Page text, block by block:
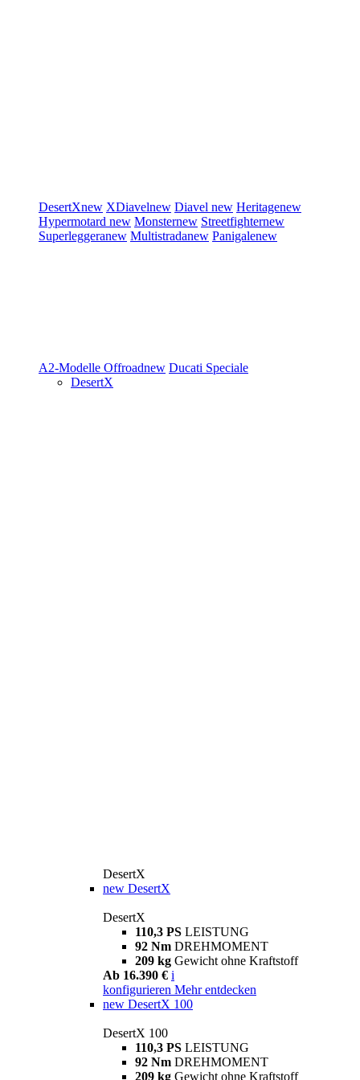
DesertXnew XDiavelnew Diavel new Heritagenew
Hypermotard new Monsternew Streetfighternew
Superleggeranew Multistradanew Panigalenew
A2-Modelle Offroadnew Ducati Speciale
DesertX
DesertX
new DesertX
DesertX
110,3 PS LEISTUNG
92 Nm DREHMOMENT
209 kg Gewicht ohne Kraftstoff
Ab 16.390 € i
konfigurieren Mehr entdecken
new DesertX 100
DesertX 100
110,3 PS LEISTUNG
92 Nm DREHMOMENT
209 kg Gewicht ohne Kraftstoff